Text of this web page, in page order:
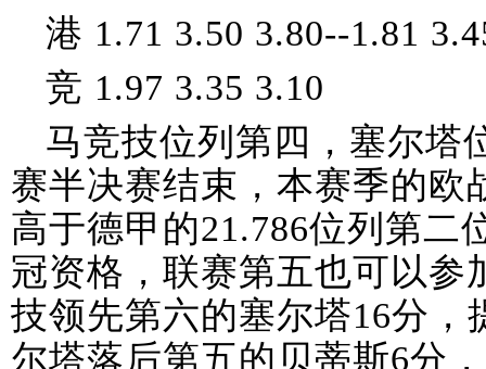
港 1.71 3.50 3.80--1.81
竞 1.97 3.35 3.10
马竞技位列第四，塞尔塔
赛半决赛结束，本赛季的欧
高于德甲的21.786位列第二
冠资格，联赛第五也可以参
技领先第六的塞尔塔16分
尔塔落后第五的贝蒂斯6分